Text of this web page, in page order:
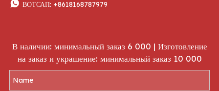
 ВОТСАП: +8618168787979
В наличии: минимальный заказ 6 000 | Изготовление
на заказ и украшение: минимальный заказ 10 000